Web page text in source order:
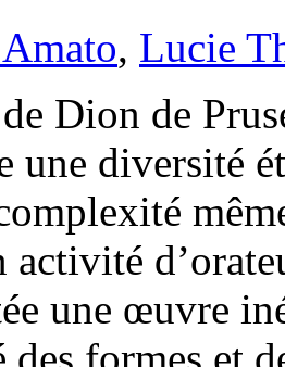
, Lucie
Dion de
une diversité
activité
une œuvre